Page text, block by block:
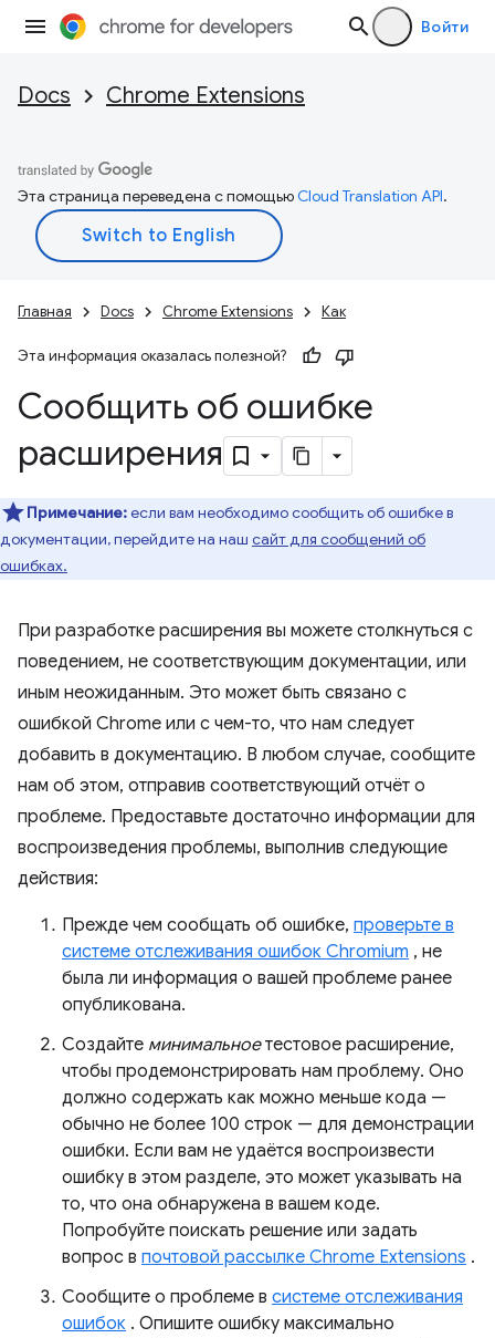
Войти
Docs Chrome Extensions
Эта страница переведена с помощьюCloud Translation API.
Главная Docs Chrome Extensions Как
Эта информация оказалась полезной?
Сообщить об ошибке
расширения
Примечание:если вам необходимо сообщить об ошибке в
документации, перейдите на наш сайт для сообщений об
ошибках.
При разработке расширения вы можете столкнуться с
поведением, не соответствующим документации, или
иным неожиданным. Это может быть связано с
ошибкой Chrome или с чем-то, что нам следует
добавить в документацию. В любом случае, сообщите
нам об этом, отправив соответствующий отчёт о
проблеме. Предоставьте достаточно информации для
воспроизведения проблемы, выполнив следующие
действия:
Прежде чем сообщать об ошибке, проверьте в
системе отслеживания ошибок Chromium , не
была ли информация о вашей проблеме ранее
опубликована.
Создайте минимальноетестовое расширение,
чтобы продемонстрировать нам проблему. Оно
должно содержать как можно меньше кода —
обычно не более 100 строк — для демонстрации
ошибки. Если вам не удаётся воспроизвести
ошибку в этом разделе, это может указывать на
то, что она обнаружена в вашем коде.
Попробуйте поискать решение или задать
вопрос в почтовой рассылке Chrome Extensions .
Сообщите о проблеме в системе отслеживания
ошибок . Опишите ошибку максимально